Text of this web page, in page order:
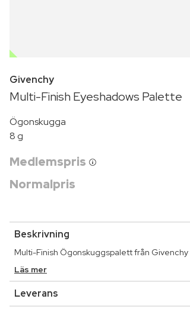
OUTLET
Givenchy
Multi-Finish Eyeshadows Palette
Ögonskugga
8 g
Medlemspris
Normalpris
Beskrivning
Multi-Finish Ögonskuggspalett från
Läs mer
Leverans